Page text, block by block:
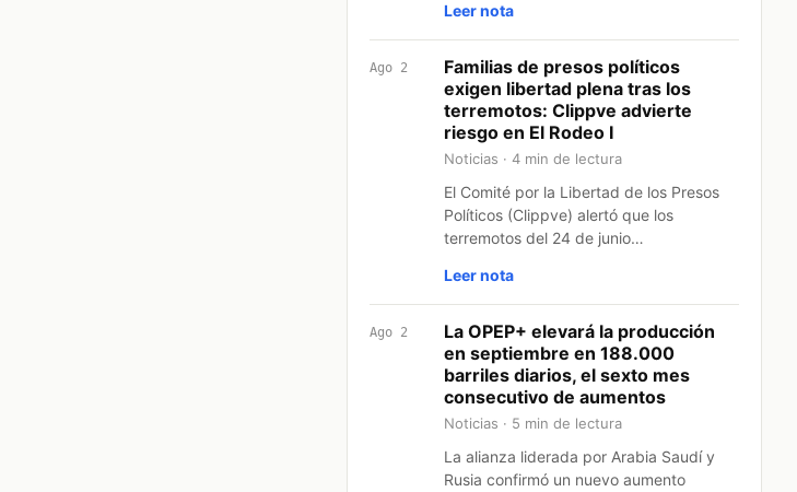
Leer nota
Ago 2
Familias de presos políticos
exigen libertad plena tras los
terremotos: Clippve advierte
riesgo en El Rodeo I
Noticias · 4 min de lectura
El Comité por la Libertad de los Presos
Políticos (Clippve) alertó que los
terremotos del 24 de junio…
Leer nota
Ago 2
La OPEP+ elevará la producción
en septiembre en 188.000
barriles diarios, el sexto mes
consecutivo de aumentos
Noticias · 5 min de lectura
La alianza liderada por Arabia Saudí y
Rusia confirmó un nuevo aumento